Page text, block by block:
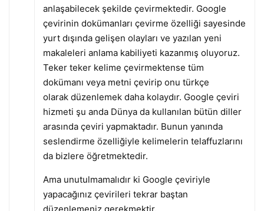
anlaşabilecek şekilde çevirmektedir. Google
çevirinin dokümanları çevirme özelliği sayesinde
yurt dışında gelişen olayları ve yazılan yeni
makaleleri anlama kabiliyeti kazanmış oluyoruz.
Teker teker kelime çevirmektense tüm
dokümanı veya metni çevirip onu türkçe
olarak düzenlemek daha kolaydır. Google çeviri
hizmeti şu anda Dünya da kullanılan bütün diller
arasında çeviri yapmaktadır. Bunun yanında
seslendirme özelliğiyle kelimelerin telaffuzlarını
da bizlere öğretmektedir.
Ama unutulmamalıdır ki Google çeviriyle
yapacağınız çevirileri tekrar baştan